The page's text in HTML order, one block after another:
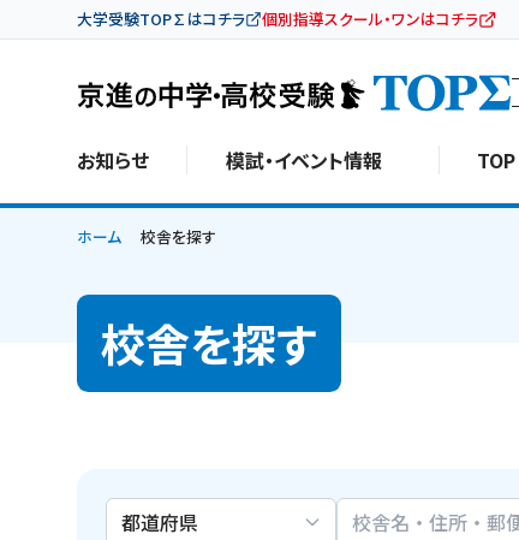
大学受験TOP∑はコチラ 個別指導スクール・ワンはコチラ
お知らせ 模試・イベント情報
ホーム 校舎を探す
校舎を探す
校舎検索